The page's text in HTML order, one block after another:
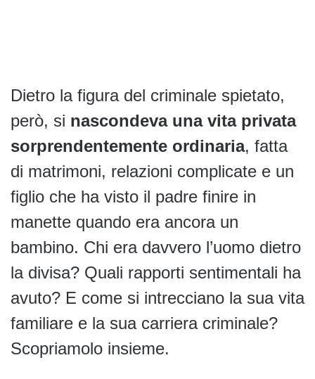
Dietro la figura del criminale spietato,
però, si nascondeva una vita privata
sorprendentemente ordinaria, fatta
di matrimoni, relazioni complicate e un
figlio che ha visto il padre finire in
manette quando era ancora un
bambino. Chi era davvero l’uomo dietro
la divisa? Quali rapporti sentimentali ha
avuto? E come si intrecciano la sua vita
familiare e la sua carriera criminale?
Scopriamolo insieme.